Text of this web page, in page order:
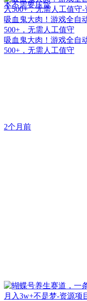
本不需要压货
吸血鬼大肉！游戏全自
500+，无需人工值守
吸血鬼大肉！游戏全自
500+，无需人工值守
2个月前